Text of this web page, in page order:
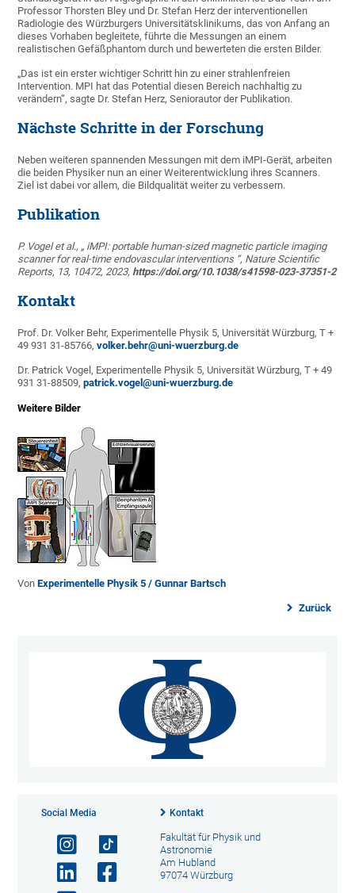
Professor Thorsten Bley und Dr. Stefan Herz der interventionellen
Radiologie des Würzburgers Universitätsklinikums, das von Anfang an
dieses Vorhaben begleitete, führte die Messungen an einem
realistischen Gefäßphantom durch und bewerteten die ersten Bilder.
„Das ist ein erster wichtiger Schritt hin zu einer strahlenfreien
Intervention. MPI hat das Potential diesen Bereich nachhaltig zu
verändern“, sagte Dr. Stefan Herz, Seniorautor der Publikation.
Nächste Schritte in der Forschung
Neben weiteren spannenden Messungen mit dem iMPI-Gerät, arbeiten
die beiden Physiker nun an einer Weiterentwicklung ihres Scanners.
Ziel ist dabei vor allem, die Bildqualität weiter zu verbessern.
Publikation
P. Vogel et al., „ iMPI: portable human-sized magnetic particle imaging
scanner for real-time endovascular interventions “, Nature Scientific
Reports, 13, 10472, 2023,https://doi.org/10.1038/s41598-023-37351-2
Kontakt
Prof. Dr. Volker Behr, Experimentelle Physik 5, Universität Würzburg, T +
49 931 31-85766,volker.behr@uni-wuerzburg.de
Dr. Patrick Vogel, Experimentelle Physik 5, Universität Würzburg, T + 49
931 31-88509,patrick.vogel@uni-wuerzburg.de
Weitere Bilder
VonExperimentelle Physik 5 / Gunnar Bartsch
Zurück
Social Media Kontakt
Fakultät für Physik und
Astronomie
Am Hubland
97074 Würzburg